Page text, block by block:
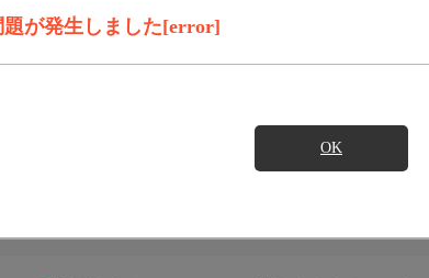
題が発生しました[error]
OK